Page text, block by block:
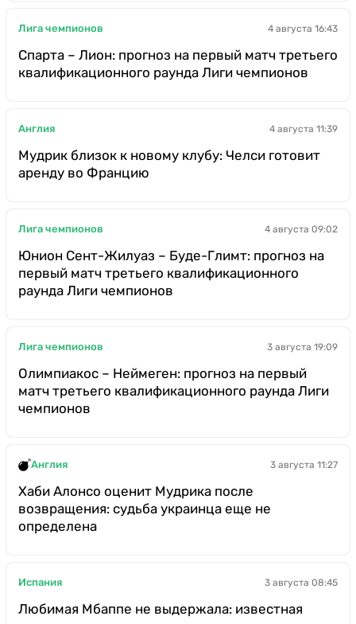
Лига чемпионов 4 августа 16:43
Спарта – Лион: прогноз на первый матч третьего
квалификационного раунда Лиги чемпионов
Англия 4 августа 11:39
Мудрик близок к новому клубу: Челси готовит
аренду во Францию
Лига чемпионов 4 августа 09:02
Юнион Сент-Жилуаз – Буде-Глимт: прогноз на
первый матч третьего квалификационного
раунда Лиги чемпионов
Лига чемпионов 3 августа 19:09
Олимпиакос – Неймеген: прогноз на первый
матч третьего квалификационного раунда Лиги
чемпионов
Англия 3 августа 11:27
Хаби Алонсо оценит Мудрика после
возвращения: судьба украинца еще не
определена
Испания 3 августа 08:45
Любимая Мбаппе не выдержала: известная